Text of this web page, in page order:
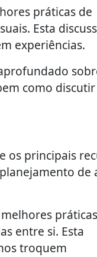
práticas de
Esta
experiências.
como discutir
os principais
de
entre si. Esta
troquem